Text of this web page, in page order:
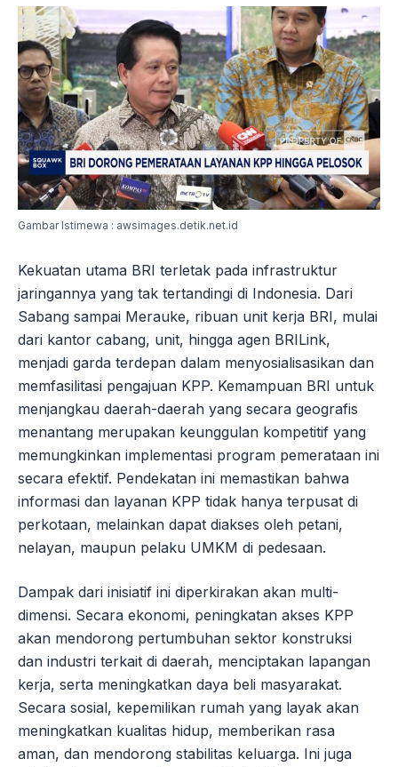
Gambar Istimewa : awsimages.detik.net.id
Kekuatan utama BRI terletak pada infrastruktur
jaringannya yang tak tertandingi di Indonesia. Dari
Sabang sampai Merauke, ribuan unit kerja BRI, mulai
dari kantor cabang, unit, hingga agen BRILink,
menjadi garda terdepan dalam menyosialisasikan dan
memfasilitasi pengajuan KPP. Kemampuan BRI untuk
menjangkau daerah-daerah yang secara geografis
menantang merupakan keunggulan kompetitif yang
memungkinkan implementasi program pemerataan ini
secara efektif. Pendekatan ini memastikan bahwa
informasi dan layanan KPP tidak hanya terpusat di
perkotaan, melainkan dapat diakses oleh petani,
nelayan, maupun pelaku UMKM di pedesaan.
Dampak dari inisiatif ini diperkirakan akan multi-
dimensi. Secara ekonomi, peningkatan akses KPP
akan mendorong pertumbuhan sektor konstruksi
dan industri terkait di daerah, menciptakan lapangan
kerja, serta meningkatkan daya beli masyarakat.
Secara sosial, kepemilikan rumah yang layak akan
meningkatkan kualitas hidup, memberikan rasa
aman, dan mendorong stabilitas keluarga. Ini juga